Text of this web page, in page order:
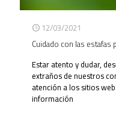
12/03/2021
Cuidado con las estafas
Estar atento y dudar,
extraños de nuestros
atención a los sitios
información